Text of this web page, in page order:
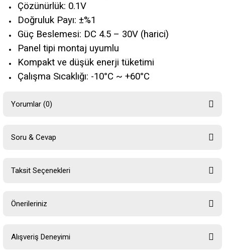
Çözünürlük: 0.1V
Doğruluk Payı: ±%1
Güç Beslemesi: DC 4.5 – 30V (harici)
Panel tipi montaj uyumlu
Kompakt ve düşük enerji tüketimi
Çalışma Sıcaklığı: -10°C ~ +60°C
Yorumlar (0)
Soru & Cevap
Taksit Seçenekleri
Önerileriniz
Bu ürünün fiyat bilgisi, resim, ürün açıklamalarında ve diğer konularda
yetersiz gördüğünüz noktaları öneri formunu kullanarak tarafımıza
Alışveriş Deneyimi